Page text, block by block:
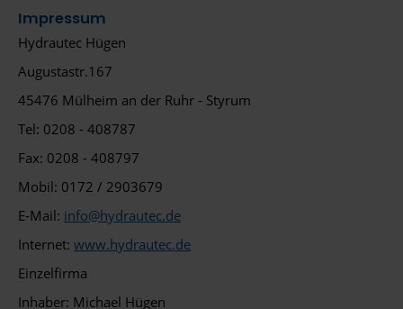
Impressum
Hydrautec Hügen
Augustastr.167
45476 Mülheim an der Ruhr - Styrum
Tel: 0208 - 408787
Fax: 0208 - 408797
Mobil: 0172 / 2903679
E-Mail: info@hydrautec.de
Internet: www.hydrautec.de
Einzelfirma
Inhaber: Michael Hügen